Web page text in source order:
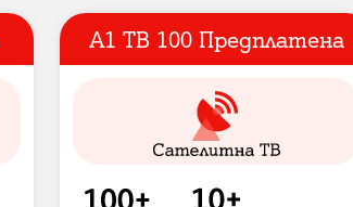
А1 ТВ 100 Предплатена